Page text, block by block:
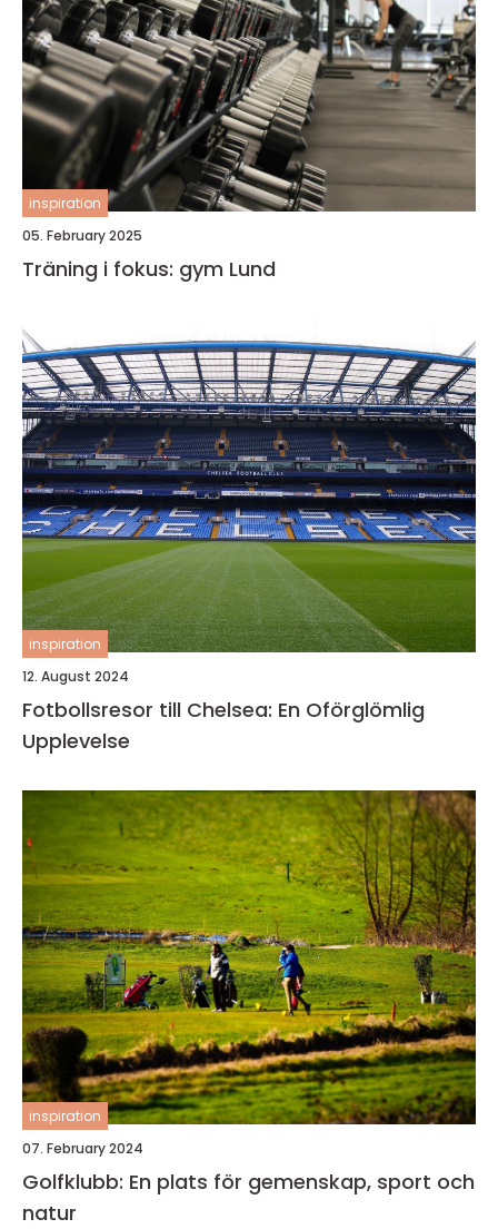
inspiration
05. February 2025
Träning i fokus: gym Lund
inspiration
12. August 2024
Fotbollsresor till Chelsea: En Oförglömlig
Upplevelse
inspiration
07. February 2024
Golfklubb: En plats för gemenskap, sport och
natur